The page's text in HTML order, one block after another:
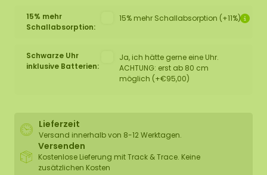
15% mehr
Schallabsorption:
15% mehr Schallabsorption (+11%)
Schwarze Uhr
inklusive Batterien:
Ja, ich hätte gerne eine Uhr.
ACHTUNG: erst ab 80 cm
möglich (+€95,00)
Lieferzeit
Versand innerhalb von 8-12 Werktagen.
Versenden
Kostenlose Lieferung mit Track & Trace. Keine
zusätzlichen Kosten